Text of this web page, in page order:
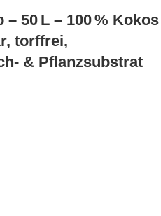
50 L – 100 % Kokos
torffrei,
& Pflanzsubstrat